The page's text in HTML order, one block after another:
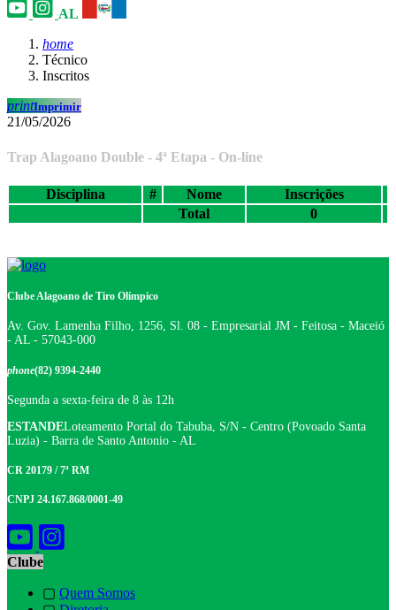
AL
home
Técnico
Inscritos
printImprimir
21/05/2026
Trap Alagoano Double - 4ª Etapa - On-line
Disciplina # Nome
Inscrições
Total
0
Clube Alagoano de Tiro Olímpico
Av. Gov. Lamenha Filho, 1256, Sl. 08 - Empresarial JM - Feitosa - Maceió
- AL - 57043-000
phone(82) 9394-2440
Segunda a sexta-feira de 8 às 12h
ESTANDELoteamento Portal do Tabuba, S/N - Centro (Povoado Santa
Luzia) - Barra de Santo Antonio - AL
CR 20179 / 7ª RM
CNPJ 24.167.868/0001-49
Clube
▢ Quem Somos